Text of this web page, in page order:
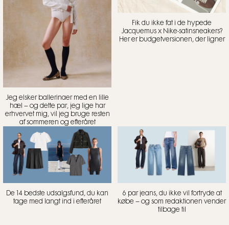
Jeg elsker ballerinaer med en lille
hæl – og dette par, jeg lige har
erhvervet mig, vil jeg bruge resten
af sommeren og efteråret
Fik du ikke fat i de hypede
Jacquemus x Nike-satinsneakers?
Her er budgetversionen, der ligner
De 14 bedste udsalgsfund, du kan
tage med langt ind i efteråret
6 par jeans, du ikke vil fortryde at
købe – og som redaktionen vender
tilbage til